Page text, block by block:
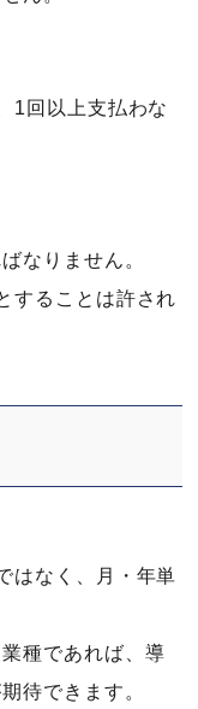
1回以上支払わな
なりません。
することは許され
はなく、月・年単
種であれば、導
待できます。